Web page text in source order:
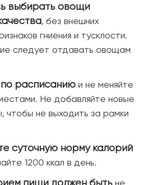
выбирать овощи
, без внешних
гниения и тусклости.
следует отдавать овощам
расписанию и не меняйте
Не добавляйте новые
чтобы не выходить за рамки
суточную норму калорий
1200 ккал в день.
не